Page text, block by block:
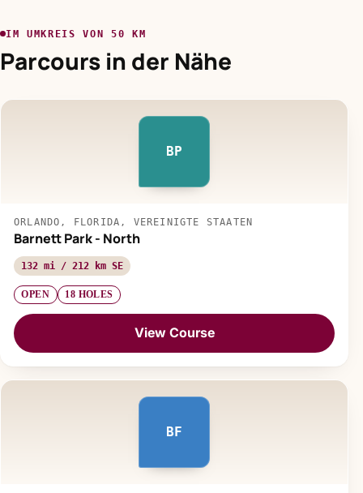
IM UMKREIS VON 50 KM
Parcours in der Nähe
BP
ORLANDO, FLORIDA, VEREINIGTE STAATEN
Barnett Park - North
132 mi / 212 km SE
OPEN 18 HOLES
View Course
BF